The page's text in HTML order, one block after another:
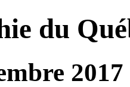
du
2017